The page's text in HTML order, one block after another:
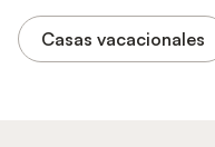
Casas vacacionales